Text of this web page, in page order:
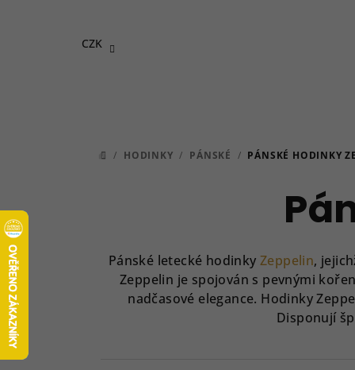
CZK
DOMŮ
/ HODINKY / PÁNSKÉ / PÁNSKÉ HODINKY
Pánské letecké hodinkyZeppelin,
Zeppelin je spojován s pevnými
nadčasové elegance. Hodinky
Disponují